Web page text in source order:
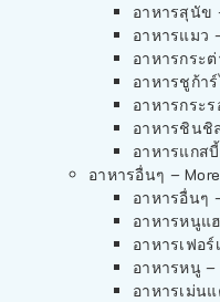
อาหารสุนัข
อาหารแมว
อาหารกระ
อาหารชูก้า
อาหารกระ
อาหารชินชิ
อาหารแกส
อาหารอื่นๆ –
อาหารอื่นๆ
อาหารหนูแ
อาหารเฟอร์
อาหารหนู –
อาหารเม่น